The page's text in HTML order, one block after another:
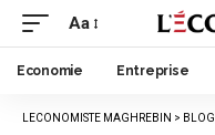
Aa
Economie Entreprise
LECONOMISTE MAGHREBIN > BLOG